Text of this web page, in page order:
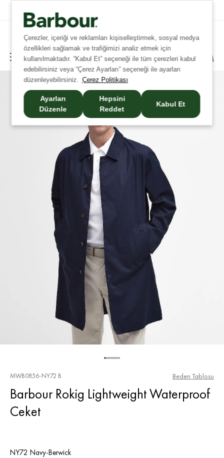
Çerezler, içeriği ve reklamları kişiselleştirmek, sosyal medya
özellikleri sağlamak ve trafiğimizi analiz etmek için
kullanılmaktadır. “Kabul Et” seçeneği ile tüm çerezleri kabul
edebilirsiniz veya “Çerez Ayarları” seçeneği ile ayarları
düzenleyebilirsiniz. Çerez Politikası
Ayarları
Düzenle
Hepsini
Reddet
Kabul Et
MWB0856-NY72 B
Barbour Rokig Lightweight Waterproof
Ceket
Beden Tablosu
NY72 Navy-Berwick